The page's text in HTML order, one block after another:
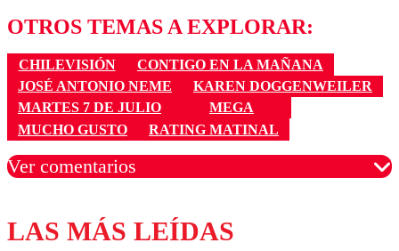
OTROS TEMAS A EXPLORAR:
CHILEVISIÓN
CONTIGO EN LA MAÑANA
JOSÉ ANTONIO NEME
KAREN DOGGENWEILER
MARTES 7 DE JULIO
MEGA
MUCHO GUSTO
RATING MATINAL
Ver comentarios
Los comentarios son moderados para garantizar un
diálogo respetuoso.
LAS MÁS LEÍDAS